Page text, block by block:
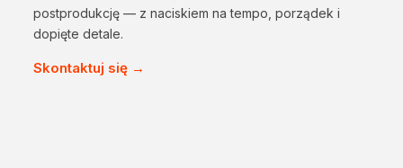
postprodukcję — z naciskiem na tempo, porządek i
dopięte detale.
Skontaktuj się →